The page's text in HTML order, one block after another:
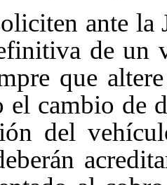
ante la
de un
que
el cambio de
del